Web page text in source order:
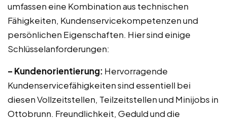
umfassen eine Kombination aus technischen
Fähigkeiten, Kundenservicekompetenzen und
persönlichen Eigenschaften. Hier sind einige
Schlüsselanforderungen:
– Kundenorientierung: Hervorragende
Kundenservicefähigkeiten sind essentiell bei
diesen Vollzeitstellen, Teilzeitstellen und Minijobs in
Ottobrunn. Freundlichkeit, Geduld und die